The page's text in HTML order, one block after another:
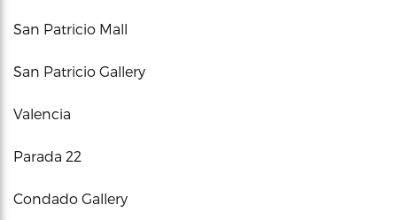
San Patricio Mall
San Patricio Gallery
Valencia
Parada 22
Condado Gallery